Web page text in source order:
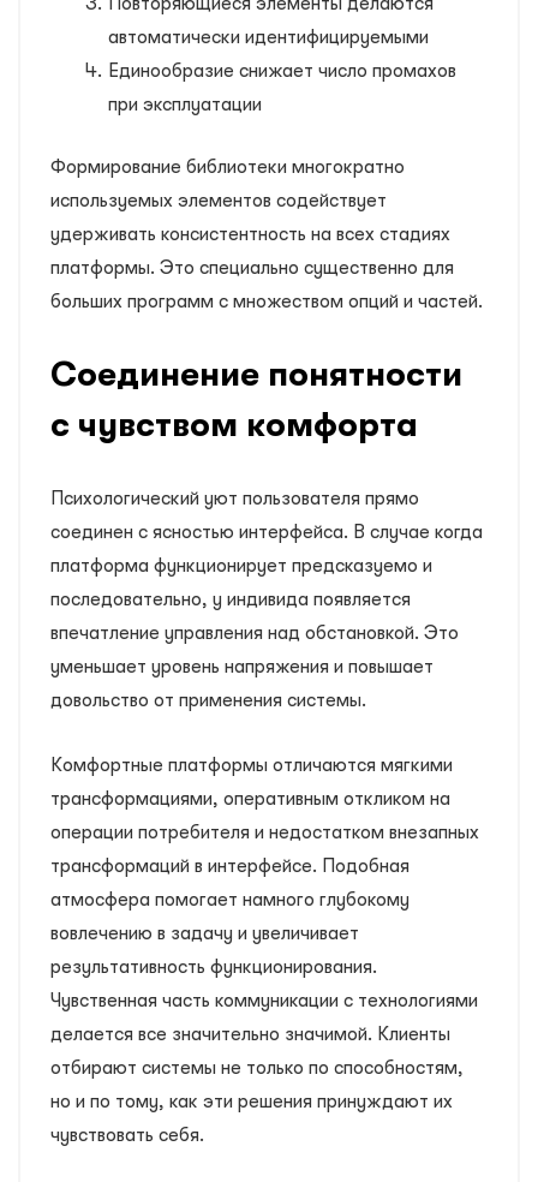
автоматически идентифицируемыми
Единообразие снижает число промахов
при эксплуатации
Формирование библиотеки многократно
используемых элементов содействует
удерживать консистентность на всех стадиях
платформы. Это специально существенно для
больших программ с множеством опций и частей.
Соединение понятности
с чувством комфорта
Психологический уют пользователя прямо
соединен с ясностью интерфейса. В случае когда
платформа функционирует предсказуемо и
последовательно, у индивида появляется
впечатление управления над обстановкой. Это
уменьшает уровень напряжения и повышает
довольство от применения системы.
Комфортные платформы отличаются мягкими
трансформациями, оперативным откликом на
операции потребителя и недостатком внезапных
трансформаций в интерфейсе. Подобная
атмосфера помогает намного глубокому
вовлечению в задачу и увеличивает
результативность функционирования.
Чувственная часть коммуникации с технологиями
делается все значительно значимой. Клиенты
отбирают системы не только по способностям,
но и по тому, как эти решения принуждают их
чувствовать себя.